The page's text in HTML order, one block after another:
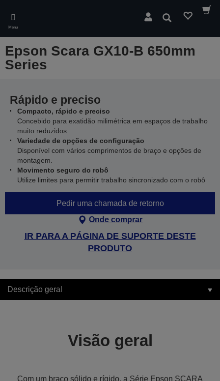
main
content
Menu
Pesquisar
Epson Scara GX10-B 650mm
Series
Rápido e preciso
Compacto, rápido e preciso
Concebido para exatidão milimétrica em espaços de trabalho
muito reduzidos
Variedade de opções de configuração
Disponível com vários comprimentos de braço e opções de
montagem.
Movimento seguro do robô
Utilize limites para permitir trabalho sincronizado com o robô
Pedir uma chamada de retorno
Onde comprar
IR PARA A PÁGINA DE SUPORTE DESTE
PRODUTO
Descrição geral
Visão geral
Com um braço sólido e rígido, a Série Epson SCARA